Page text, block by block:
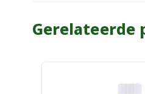
Gerelateerde